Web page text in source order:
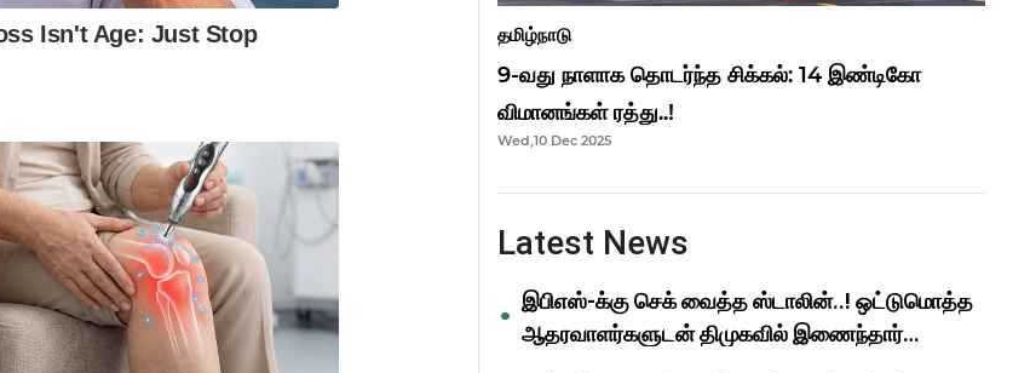
தமிழ்நாடு
9-வது நாளாக தொடர்ந்த சிக்கல்: 14 இண்டிகோ
விமானங்கள் ரத்து..!
Wed,10 Dec 2025
Latest News
இபிஎஸ்-க்கு செக் வைத்த ஸ்டாலின்..! ஒட்டுமொத்த
ஆதரவாளர்களுடன் திமுகவில் இணைந்தார்